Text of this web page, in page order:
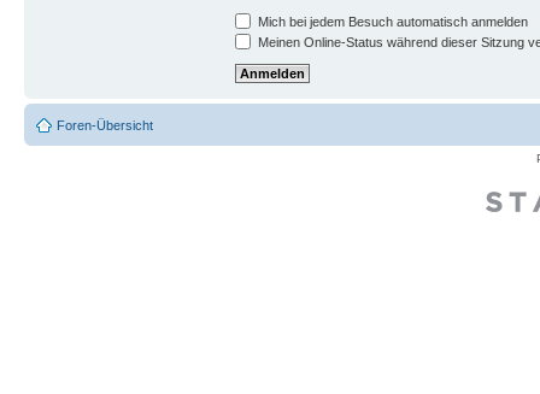
Mich bei jedem Besuch automatisch anmelden
Meinen Online-Status während dieser Sitzung
Foren-Übersicht